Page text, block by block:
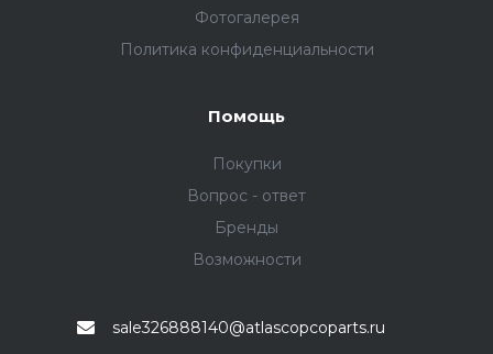
Фотогалерея
Политика конфиденциальности
Помощь
Покупки
Вопрос - ответ
Бренды
Возможности
sale326888140@atlascopcoparts.ru